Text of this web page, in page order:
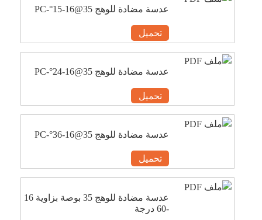
عدسة مضادة للوهج 35@16-15°-PC
تحميل
عدسة مضادة للوهج 35@16-24°-PC
تحميل
عدسة مضادة للوهج 35@16-36°-PC
تحميل
عدسة مضادة للوهج 35 بوصة بزاوية 16
-60 درجة